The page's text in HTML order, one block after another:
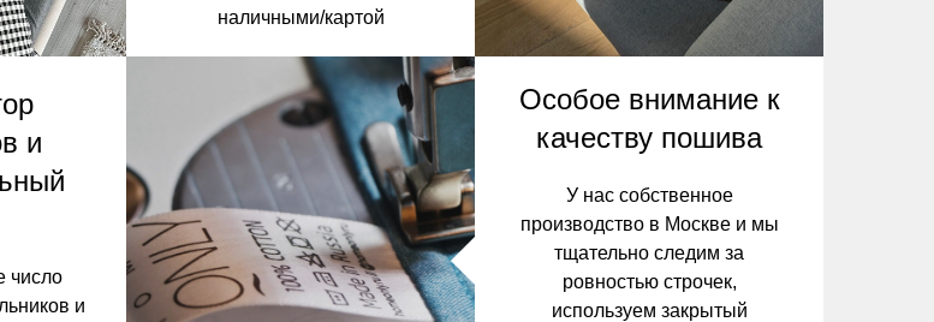
наличными/картой
и
число
и
Особое внимание к
качеству пошива
У нас собственное
производство в Москве и мы
тщательно следим за
ровностью строчек,
используем закрытый